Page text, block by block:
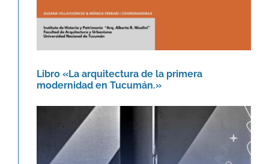
Libro «La arquitectura de la primera
modernidad en Tucumán.»